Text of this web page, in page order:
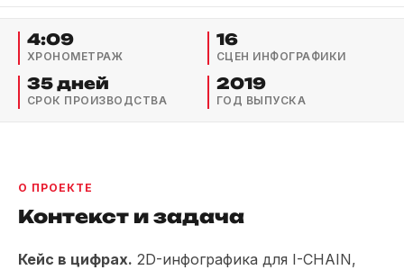
4:09
ХРОНОМЕТРАЖ
16
СЦЕН ИНФОГРАФИКИ
35 дней
СРОК ПРОИЗВОДСТВА
2019
ГОД ВЫПУСКА
О ПРОЕКТЕ
Контекст и задача
Кейс в цифрах. 2D-инфографика для I-CHAIN,